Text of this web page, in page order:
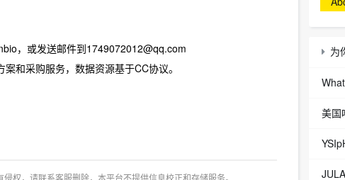
，或发送邮件到1749072012@qq.com
和采购服务，数据资源基于CC协议。
为
美国